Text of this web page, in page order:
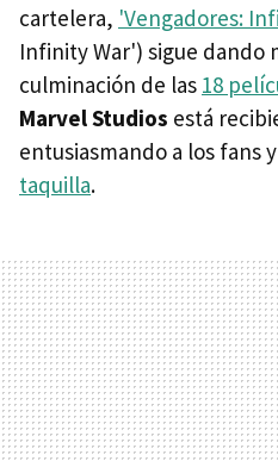
cartelera, 'Vengadores:
Infinity War') sigue dando
culminación de las 18
Marvel Studios está
entusiasmando a los fans
taquilla.